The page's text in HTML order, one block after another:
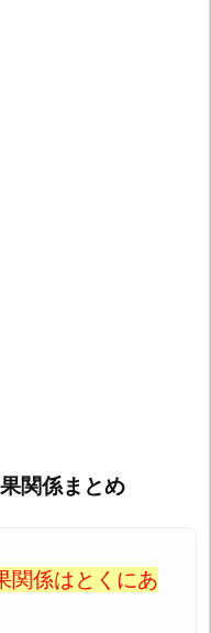
関係まとめ
関係はとくにあ